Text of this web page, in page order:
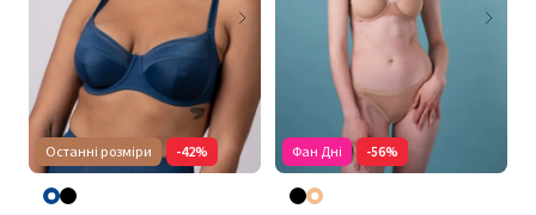
Останні розміри -42% Фан Дні -56%